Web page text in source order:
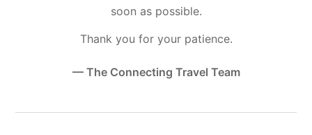
soon as possible.
Thank you for your patience.
— The Connecting Travel Team